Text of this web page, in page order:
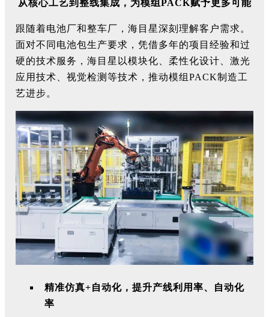
从核心工艺到整线集成，为模组PACK赋予更多可能
跟随着电池厂和整车厂，海目星深刻理解客户需求。
面对不同电池包生产要求，凭借多年的项目经验和过
硬的技术服务，海目星以模块化、柔性化设计、激光
应用技术、视觉检测等技术，推动模组PACK制造工
艺进步。
精准仿真+自动化，提升产线利用率、自动化
率